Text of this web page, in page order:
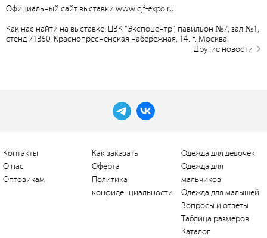
Официальный сайт выставки www.cjf-expo.ru
Как нас найти на выставке: ЦВК "Экспоцентр", павильон №7, зал №1,
стенд 71В50. Краснопресненская набережная, 14. г. Москва.
Другие новости
Контакты
О нас
Оптовикам
Как заказать
Оферта
Политика
конфиденциальности
Одежда для девочек
Одежда для
мальчиков
Одежда для малышей
Вопросы и ответы
Таблица размеров
Каталог